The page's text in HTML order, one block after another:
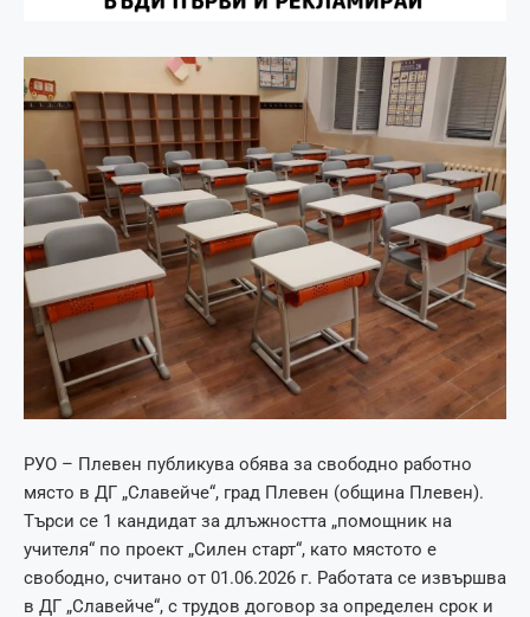
РУО – Плевен публикува обява за свободно работно
място в ДГ „Славейче“, град Плевен (община Плевен).
Търси се 1 кандидат за длъжността „помощник на
учителя“ по проект „Силен старт“, като мястото е
свободно, считано от 01.06.2026 г. Работата се извършва
в ДГ „Славейче“, с трудов договор за определен срок и